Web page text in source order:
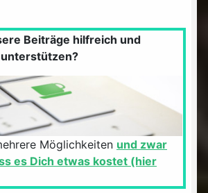
Beiträge hilfreich und
Möglichkeiten und zwar
es Dich etwas kostet (hier